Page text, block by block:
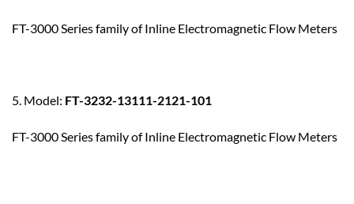
FT-3000 Series family of Inline Electromagnetic Flow Meters
5. Model: FT-3232-13111-2121-101
FT-3000 Series family of Inline Electromagnetic Flow Meters